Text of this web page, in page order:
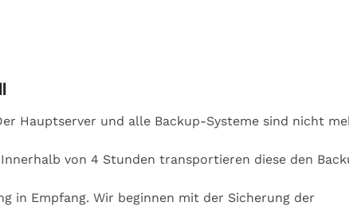
Hauptserver und alle Backup-Systeme sind nicht
von 4 Stunden transportieren diese den
in Empfang. Wir beginnen mit der Sicherung der